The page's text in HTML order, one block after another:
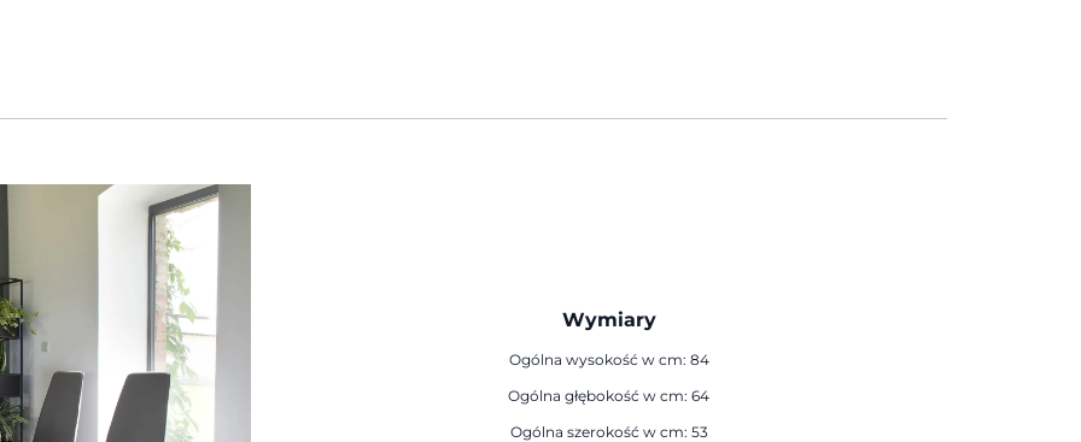
Wymiary
Ogólna wysokość w cm: 84
Ogólna głębokość w cm: 64
Ogólna szerokość w cm: 53